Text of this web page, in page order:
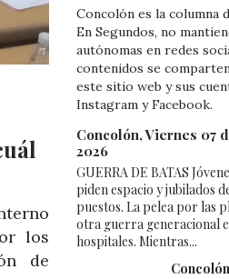
los
de
Concolón es la columna
En Segundos, no
autónomas en redes
contenidos se
este sitio web y sus
Instagram y Facebook.
Concolón, Viernes 07
2026
GUERRA DE BATAS
piden espacio y jubilados
puestos. La pelea por las
otra guerra generacional
hospitales. Mientras...